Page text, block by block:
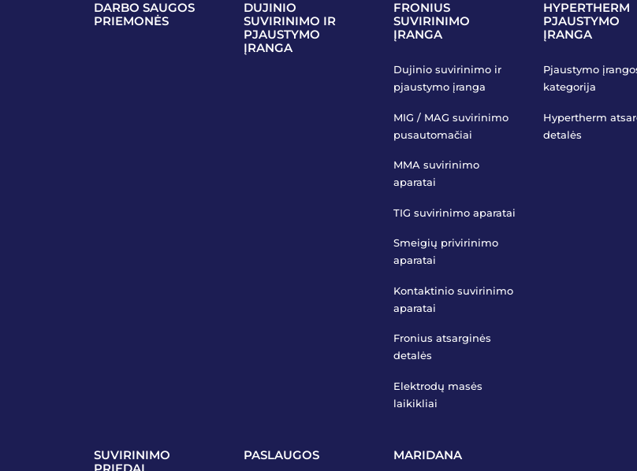
DARBO SAUGOS
PRIEMONĖS
DUJINIO
SUVIRINIMO IR
PJAUSTYMO
ĮRANGA
FRONIUS
SUVIRINIMO
ĮRANGA
Dujinio suvirinimo ir
pjaustymo įranga
MIG / MAG suvirinimo
pusautomačiai
MMA suvirinimo
aparatai
TIG suvirinimo aparatai
Smeigių privirinimo
aparatai
Kontaktinio suvirinimo
aparatai
Fronius atsarginės
detalės
Elektrodų masės
laikikliai
HYPERTHERM
PJAUSTYMO
ĮRANGA
Pjaustymo
kategorija
Hypertherm
detalės
SUVIRINIMO
PASLAUGOS MARIDANA